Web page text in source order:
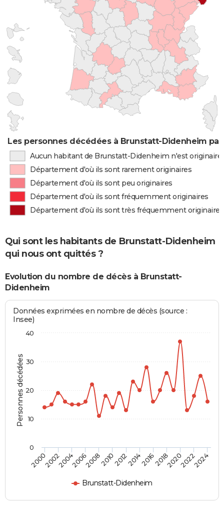
Les personnes décédées à Brunstatt-Didenheim
Aucun habitant de Brunstatt-Didenheim n'est
Département d'où ils sont rarement originaires
Département d'où ils sont peu originaires
Département d'où ils sont fréquemment originaires
Département d'où ils sont très fréquemment originaires
Qui sont les habitants de Brunstatt-Didenheim
qui nous ont quittés ?
Evolution du nombre de décès à Brunstatt-
Didenheim
Personnes décédées
Données exprimées en nombre de décès (source :
Insee)
Brunstatt-Didenheim
2000200220042006200820102012201420162018202020222024
0
10
20
30
40